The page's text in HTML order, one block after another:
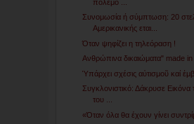
πόλεμο ...
Συνομωσία ή σύμπτωση: 20
Αμερικανικής εται...
Όταν ψηφίζει η τηλεόραση !
Ανθρώπινα δικαιώματα" made
Ὑπάρχει σχέσις αὐτισμοῦ καί
Συγκλονιστικό: Δάκρυσε Εικόνα
του ...
«Όταν όλα θα έχουν γίνει